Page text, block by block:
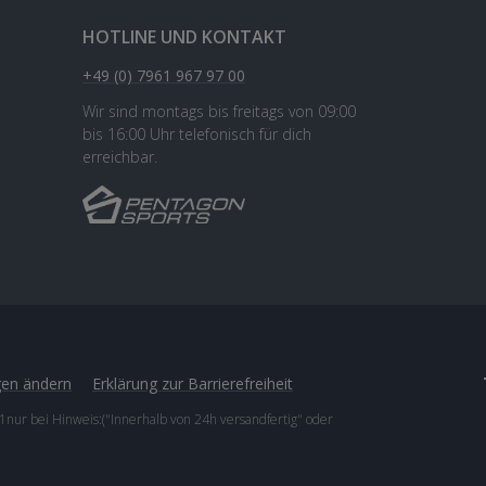
HOTLINE UND KONTAKT
+49 (0) 7961 967 97 00
Wir sind montags bis freitags von 09:00
bis 16:00 Uhr telefonisch für dich
erreichbar.
ändern Erklärung zur Barrierefreiheit
bei Hinweis:("Innerhalb von 24h versandfertig" oder